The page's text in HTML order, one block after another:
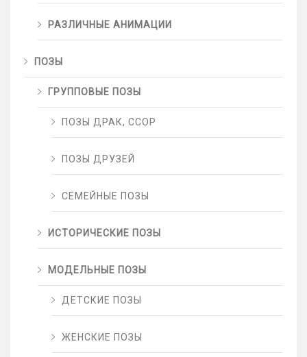
РАЗЛИЧНЫЕ АНИМАЦИИ
ПОЗЫ
ГРУППОВЫЕ ПОЗЫ
ПОЗЫ ДРАК, ССОР
ПОЗЫ ДРУЗЕЙ
СЕМЕЙНЫЕ ПОЗЫ
ИСТОРИЧЕСКИЕ ПОЗЫ
МОДЕЛЬНЫЕ ПОЗЫ
ДЕТСКИЕ ПОЗЫ
ЖЕНСКИЕ ПОЗЫ